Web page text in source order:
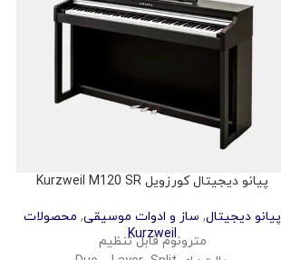
پیانو دیجیتال کورزویل Kurzweil M120 SR
پیانو دیجیتال, ساز و ادوات موسیقی, محصولات
Kurzweil
مترونوم قابل تنظیم